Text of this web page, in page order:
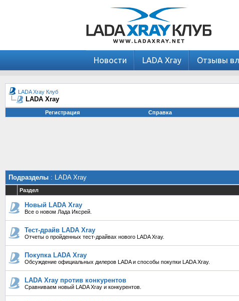
Новости LADA Xray Отзывы
LADA Xray Клуб
LADA Xray
Регистрация
Справка
Подразделы : LADA Xray
Раздел
Новый LADA Xray
Все о новом Лада Иксрей.
Тест-драйв LADA Xray
Отчеты о пройденных тест-драйвах нового LADA Xray.
Покупка LADA Xray
Обсуждение официальных дилеров LADA и способы покупки LADA Xray.
LADA Xray против конкурентов
Сравниваем новый LADA Xray и конкурентов.